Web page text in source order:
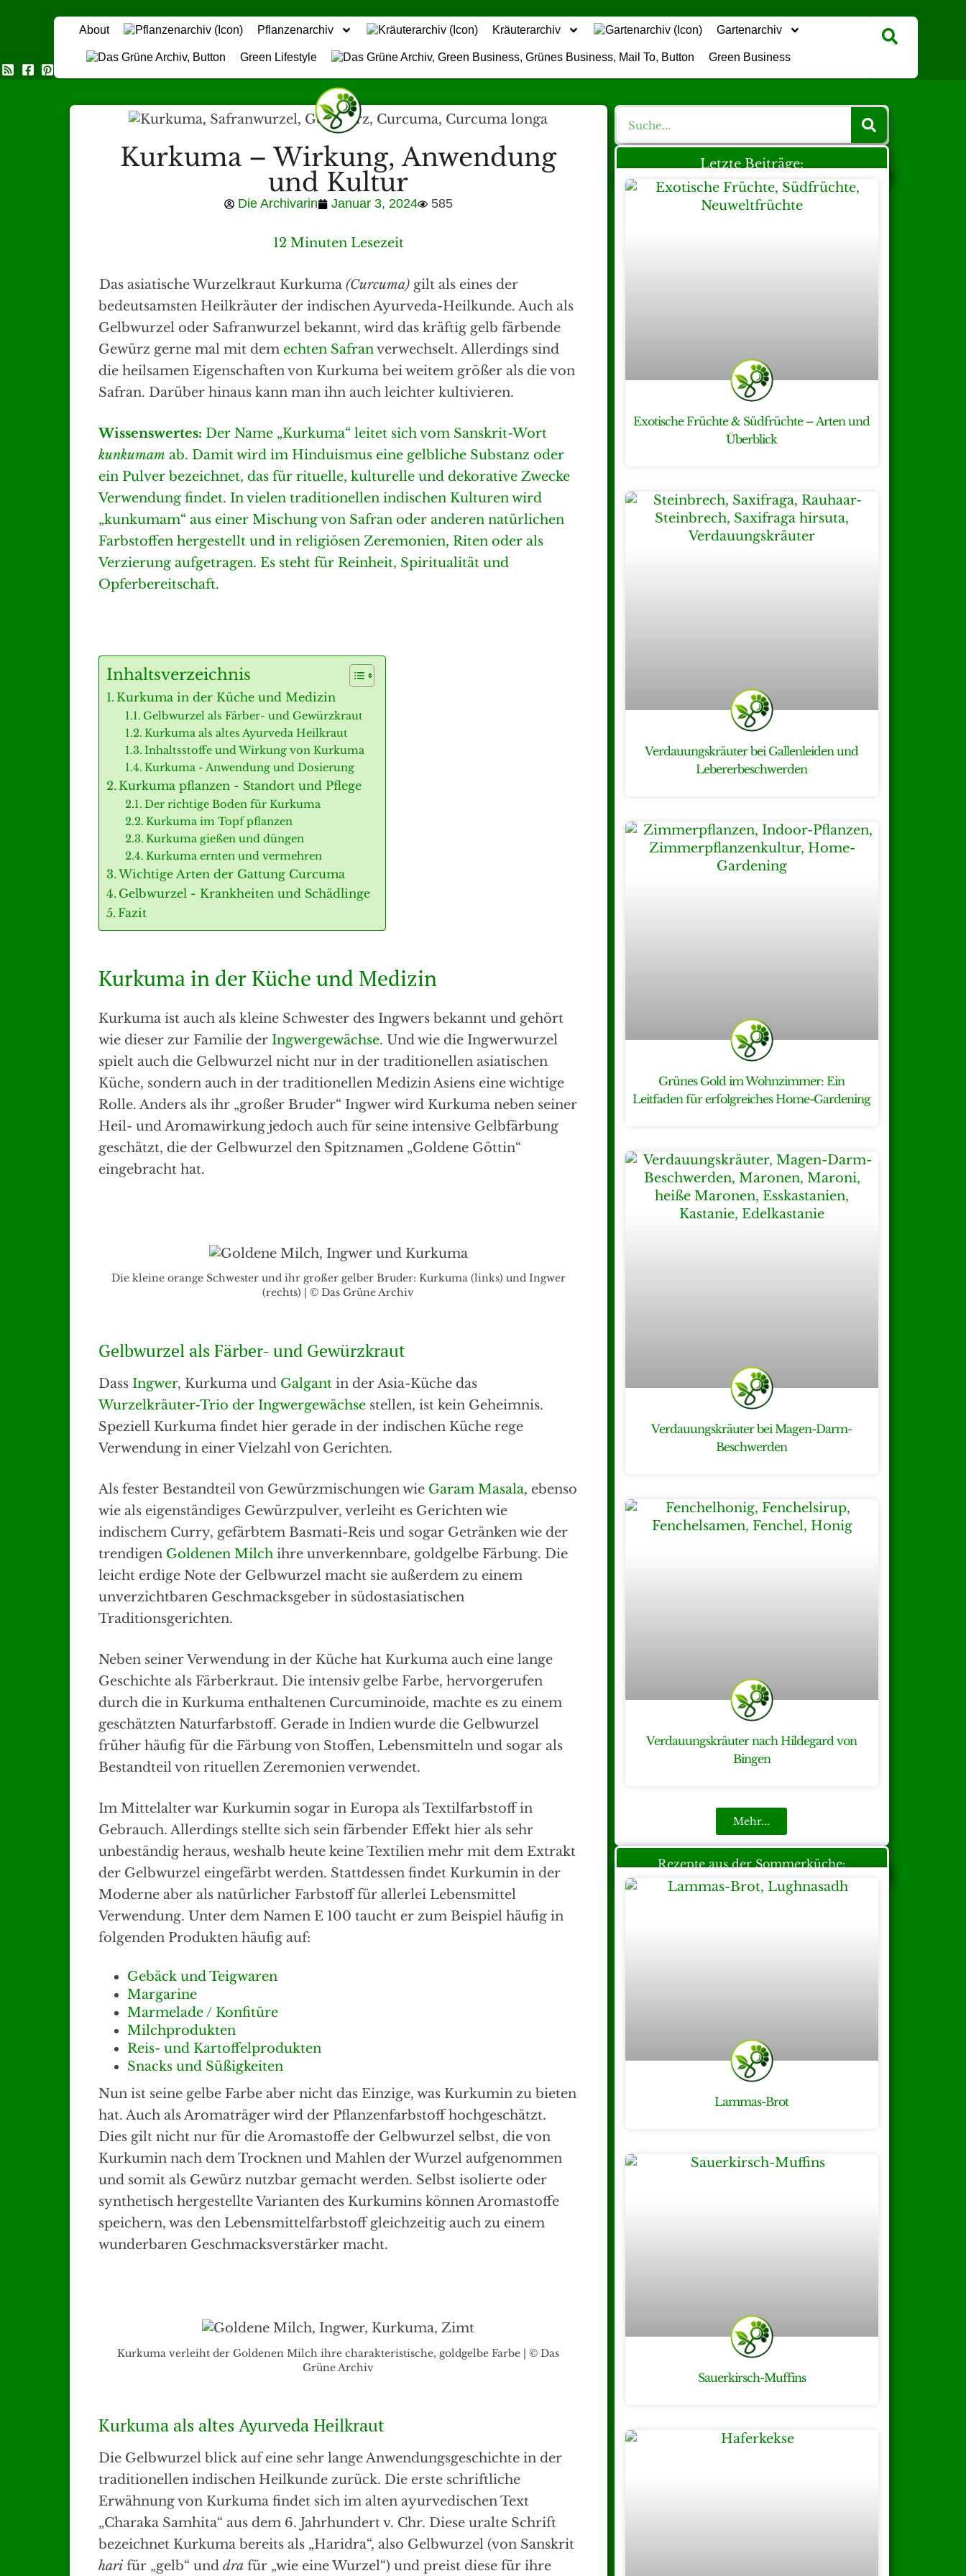
About Pflanzenarchiv Kräuterarchiv Gartenarchiv
Green Lifestyle Green Business
Das Grüne Archiv
Kurkuma – Wirkung, Anwendung
und Kultur
Die Archivarin Januar 3, 2024 585
12 Minuten Lesezeit
Das asiatische Wurzelkraut Kurkuma (Curcuma) gilt als eines der
bedeutsamsten Heilkräuter der indischen Ayurveda-Heilkunde. Auch als
Gelbwurzel oder Safranwurzel bekannt, wird das kräftig gelb färbende
Gewürz gerne mal mit dem echten Safranverwechselt. Allerdings sind
die heilsamen Eigenschaften von Kurkuma bei weitem größer als die von
Safran. Darüber hinaus kann man ihn auch leichter kultivieren.
Wissenswertes: Der Name „Kurkuma“ leitet sich vom Sanskrit-Wort
kunkumam ab. Damit wird im Hinduismus eine gelbliche Substanz oder
ein Pulver bezeichnet, das für rituelle, kulturelle und dekorative Zwecke
Verwendung findet. In vielen traditionellen indischen Kulturen wird
„kunkumam“ aus einer Mischung von Safran oder anderen natürlichen
Farbstoffen hergestellt und in religiösen Zeremonien, Riten oder als
Verzierung aufgetragen. Es steht für Reinheit, Spiritualität und
Opferbereitschaft.
Inhaltsverzeichnis
Kurkuma in der Küche und Medizin
Gelbwurzel als Färber- und Gewürzkraut
Kurkuma als altes Ayurveda Heilkraut
Inhaltsstoffe und Wirkung von Kurkuma
Kurkuma - Anwendung und Dosierung
Kurkuma pflanzen - Standort und Pflege
Der richtige Boden für Kurkuma
Kurkuma im Topf pflanzen
Kurkuma gießen und düngen
Kurkuma ernten und vermehren
Wichtige Arten der Gattung Curcuma
Gelbwurzel - Krankheiten und Schädlinge
Fazit
Kurkuma in der Küche und Medizin
Kurkuma ist auch als kleine Schwester des Ingwers bekannt und gehört
wie dieser zur Familie der Ingwergewächse. Und wie die Ingwerwurzel
spielt auch die Gelbwurzel nicht nur in der traditionellen asiatischen
Küche, sondern auch in der traditionellen Medizin Asiens eine wichtige
Rolle. Anders als ihr „großer Bruder“ Ingwer wird Kurkuma neben seiner
Heil- und Aromawirkung jedoch auch für seine intensive Gelbfärbung
geschätzt, die der Gelbwurzel den Spitznamen „Goldene Göttin“
eingebracht hat.
Die kleine orange Schwester und ihr großer gelber Bruder: Kurkuma (links) und Ingwer
(rechts) | © Das Grüne Archiv
Gelbwurzel als Färber- und Gewürzkraut
Dass Ingwer, Kurkuma und Galgant in der Asia-Küche das
Wurzelkräuter-Trio der Ingwergewächse stellen, ist kein Geheimnis.
Speziell Kurkuma findet hier gerade in der indischen Küche rege
Verwendung in einer Vielzahl von Gerichten.
Als fester Bestandteil von Gewürzmischungen wie Garam Masala, ebenso
wie als eigenständiges Gewürzpulver, verleiht es Gerichten wie
indischem Curry, gefärbtem Basmati-Reis und sogar Getränken wie der
trendigen Goldenen Milch ihre unverkennbare, goldgelbe Färbung. Die
leicht erdige Note der Gelbwurzel macht sie außerdem zu einem
unverzichtbaren Geschmacksgeber in südostasiatischen
Traditionsgerichten.
Neben seiner Verwendung in der Küche hat Kurkuma auch eine lange
Geschichte als Färberkraut. Die intensiv gelbe Farbe, hervorgerufen
durch die in Kurkuma enthaltenen Curcuminoide, machte es zu einem
geschätzten Naturfarbstoff. Gerade in Indien wurde die Gelbwurzel
früher häufig für die Färbung von Stoffen, Lebensmitteln und sogar als
Bestandteil von rituellen Zeremonien verwendet.
Im Mittelalter war Kurkumin sogar in Europa als Textilfarbstoff in
Gebrauch. Allerdings stellte sich sein färbender Effekt hier als sehr
unbeständig heraus, weshalb heute keine Textilien mehr mit dem Extrakt
der Gelbwurzel eingefärbt werden. Stattdessen findet Kurkumin in der
Moderne aber als natürlicher Farbstoff für allerlei Lebensmittel
Verwendung. Unter dem Namen E 100 taucht er zum Beispiel häufig in
folgenden Produkten häufig auf:
Gebäck und Teigwaren
Margarine
Marmelade / Konfitüre
Milchprodukten
Reis- und Kartoffelprodukten
Snacks und Süßigkeiten
Nun ist seine gelbe Farbe aber nicht das Einzige, was Kurkumin zu bieten
hat. Auch als Aromaträger wird der Pflanzenfarbstoff hochgeschätzt.
Dies gilt nicht nur für die Aromastoffe der Gelbwurzel selbst, die von
Kurkumin nach dem Trocknen und Mahlen der Wurzel aufgenommen
und somit als Gewürz nutzbar gemacht werden. Selbst isolierte oder
synthetisch hergestellte Varianten des Kurkumins können Aromastoffe
speichern, was den Lebensmittelfarbstoff gleichzeitig auch zu einem
wunderbaren Geschmacksverstärker macht.
Kurkuma verleiht der Goldenen Milch ihre charakteristische, goldgelbe Farbe | © Das
Grüne Archiv
Kurkuma als altes Ayurveda Heilkraut
Die Gelbwurzel blick auf eine sehr lange Anwendungsgeschichte in der
traditionellen indischen Heilkunde zurück. Die erste schriftliche
Erwähnung von Kurkuma findet sich im alten ayurvedischen Text
„Charaka Samhita“ aus dem 6. Jahrhundert v. Chr. Diese uralte Schrift
bezeichnet Kurkuma bereits als „Haridra“, also Gelbwurzel (von Sanskrit
hari für „gelb“ und dra für „wie eine Wurzel“) und preist diese für ihre
Letzte Beiträge:
Exotische Früchte & Südfrüchte – Arten und
Überblick
Verdauungskräuter bei Gallenleiden und
Lebererbeschwerden
Grünes Gold im Wohnzimmer: Ein
Leitfaden für erfolgreiches Home-Gardening
Verdauungskräuter bei Magen-Darm-
Beschwerden
Verdauungskräuter nach Hildegard von
Bingen
Mehr...
Rezepte aus der Sommerküche:
Lammas-Brot
Sauerkirsch-Muffins